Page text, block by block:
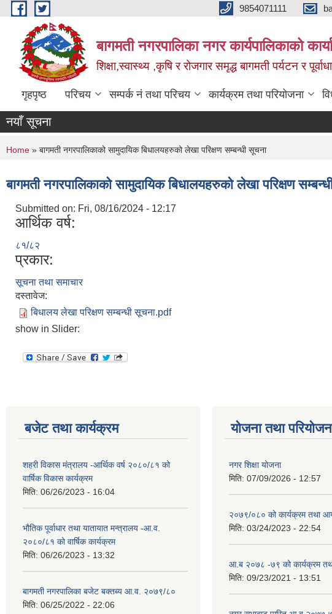
Skip to main content 9854071111
बागमती नगरपालिका नगर कार्यपालिकाको
शिक्षा,स्वास्थ्य ,कृषि र रोजगार समृद्ध बागमती पर्यटन र
गृहपृष्ठ परिचय सम्पर्क नं तथा परिचय कार्यक्रम तथा परियोजना
नयाँ सूचना
You are here
Home » बागमती नगरपालिकाको सामुदायिक बिधालयहरुको लेखा परिक्षण सम्बन्धी सूचना
बागमती नगरपालिकाको सामुदायिक बिधालयहरुको लेखा परिक्षण
Submitted on: Fri, 08/16/2024 - 12:17
आर्थिक वर्ष:
८१/८२
प्रकार:
सूचना तथा समाचार
दस्तावेज:
बिधालय लेखा परिक्षण सम्बन्धी सूचना.pdf
show in Slider:
बजेट तथा कार्यक्रम
शहरी विकास मंत्रालय -आर्थिक वर्ष २०८०/८१ को
वार्षिक विकास कार्यक्रम
मिति: 06/26/2023 - 16:04
भौतिक पूर्वाधार तथा यातायात मन्त्रालय -आ.व.
२०८०/८१ को वार्षिक कार्यक्रम
मिति: 06/26/2023 - 13:32
बागमती नगरपालिका बजेट बक्तब्य आ.व. २०७९/८०
मिति: 06/25/2022 - 22:06
योजना तथा
नगर शिक्षा योजना
मिति: 07/09/2026 - 12:57
२०७९/०८० को कार्यक्रम तथा
मिति: 03/24/2023 - 22:54
आ.ब २०७८ -७९ को कार्यक्रम
मिति: 09/23/2021 - 13:51